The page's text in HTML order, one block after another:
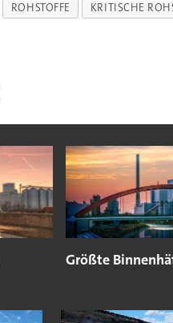
ROHSTOFFE KRITISCHE
Größte